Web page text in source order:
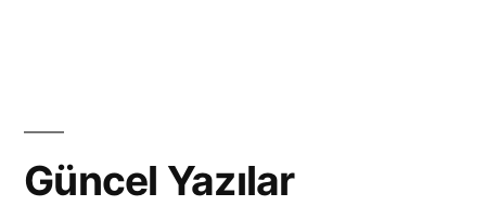
Güncel Yazılar